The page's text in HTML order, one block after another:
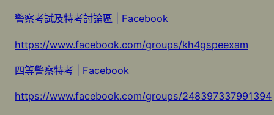
警察考試及特考討論區 | Facebook
https://www.facebook.com/groups/kh4gspeexam
四等警察特考 | Facebook
https://www.facebook.com/groups/248397337991394